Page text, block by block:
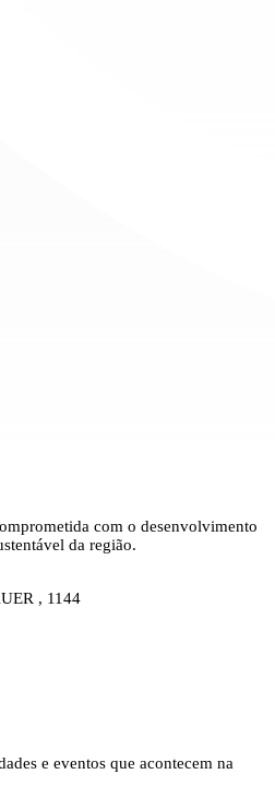
com o desenvolvimento
da região.
, 1144
e eventos que acontecem na